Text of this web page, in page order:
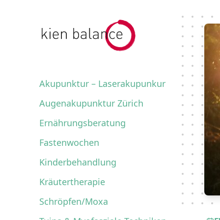
Akupunktur – Laserakupunkur
Augenakupunktur Zürich
Ernährungsberatung
Fastenwochen
Kinderbehandlung
Kräutertherapie
Schröpfen/Moxa